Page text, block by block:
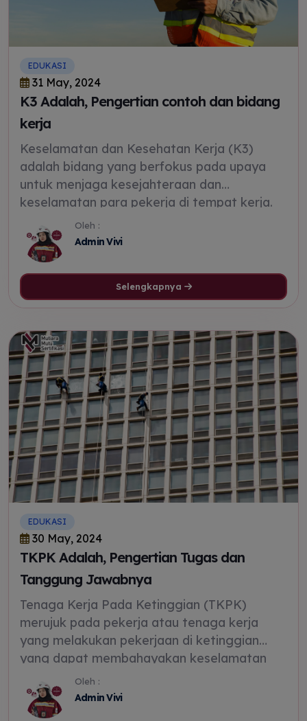
EDUKASI
31 May, 2024
K3 Adalah, Pengertian contoh dan bidang
kerja
Keselamatan dan Kesehatan Kerja (K3)
adalah bidang yang berfokus pada upaya
untuk menjaga kesejahteraan dan
keselamatan para pekerja di tempat kerja.
Ini mencakup identifikasi, pencegahan, dan
pengendalian risiko yang dapat
membahayakan keselamatan dan kesehatan
pekerja, serta memastikan bahwa
lingkungan kerja memenuhi standar
keselamatan yang ditetapkan.
Oleh :
Admin Vivi
Selengkapnya
EDUKASI
30 May, 2024
TKPK Adalah, Pengertian Tugas dan
Tanggung Jawabnya
Tenaga Kerja Pada Ketinggian (TKPK)
merujuk pada pekerja atau tenaga kerja
yang melakukan pekerjaan di ketinggian
yang dapat membahayakan keselamatan
mereka. Pekerjaan di ketinggian biasanya
melibatkan risiko jatuh yang serius,
Oleh :
Admin Vivi